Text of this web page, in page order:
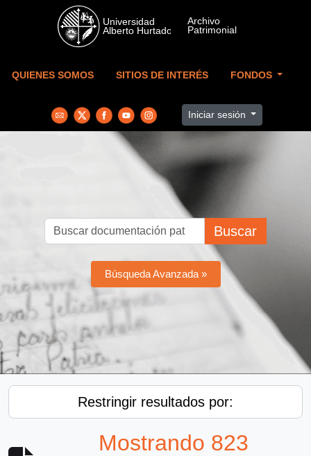
Skip to main content
QUIENES SOMOS SITIOS DE INTERÉS FONDOS
Iniciar sesión
Buscar
Búsqueda Avanzada »
Restringir resultados por:
Mostrando 823